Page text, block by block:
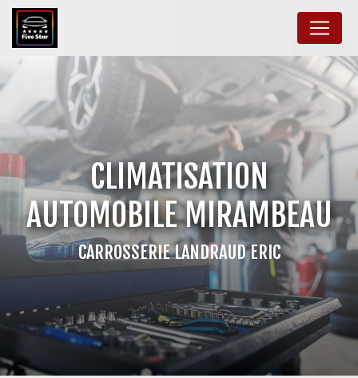
CLIMATISATION
AUTOMOBILE MIRAMBEAU
CARROSSERIE LANDRAUD ERIC
Panneau de gestion des cookies